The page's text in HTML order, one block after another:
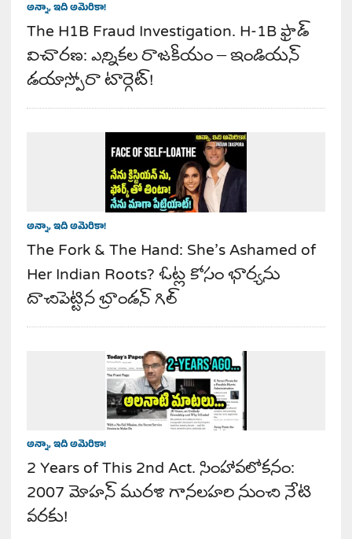
అన్నా, ఇది అమెరికా!
The H1B Fraud Investigation. H-1B ఫ్రాడ్
విచారణ: ఎన్నికల రాజకీయం – ఇండియన్
డయాస్పోరా టార్గెట్!
అన్నా, ఇది అమెరికా!
The Fork & The Hand: She’s Ashamed of
Her Indian Roots? ఓట్ల కోసం భార్యను
దాచిపెట్టిన బ్రాండన్ గిల్
అన్నా, ఇది అమెరికా!
2 Years of This 2nd Act. సింహావలోకనం:
2007 మోహన్ మురళి గానలహరి నుంచి నేటి
వరకు!